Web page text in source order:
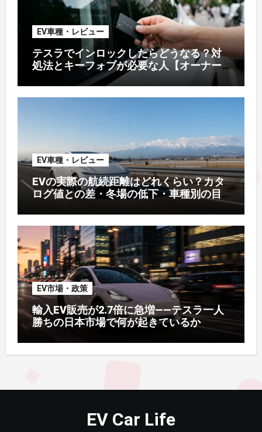
EV車種・レビュー
テスラでインロックしたらどうなる？対
処法とキーフォブが必要な人【オーナー
EV車種・レビュー
EVの実際の航続距離はどれくらい？カタ
ログ値との差・冬場の低下・車種別の目
EV市場・政策
輸入EV販売が2.7倍に急増——テスラ一人
勝ちの日本市場で何が起きているか
EV Car Life